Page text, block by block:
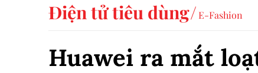
Điện tử tiêu dùng E-Fashion
Huawei ra mắt